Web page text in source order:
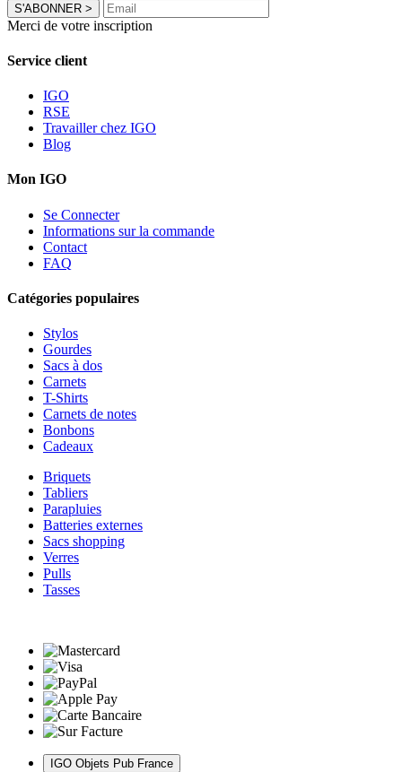
S'ABONNER >
Merci de votre inscription
Service client
IGO
RSE
Travailler chez IGO
Blog
Mon IGO
Se Connecter
Informations sur la commande
Contact
FAQ
Catégories populaires
Stylos
Gourdes
Sacs à dos
Carnets
T-Shirts
Carnets de notes
Bonbons
Cadeaux
Briquets
Tabliers
Parapluies
Batteries externes
Sacs shopping
Verres
Pulls
Tasses
IGO Objets Pub France